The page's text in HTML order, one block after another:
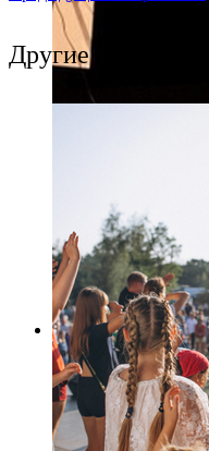
Фото: vashdosug.ru
Другие события